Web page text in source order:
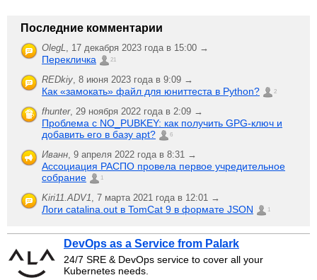
Последние комментарии
OlegL 17 декабря 2023 года в 15:00 →
Перекличка 21
REDkiy 8 июня 2023 года в 9:09 →
Как «замокать» файл для юниттеста в Python? 2
fhunter, 29 ноября 2022 года в 2:09 →
Проблема с NO_PUBKEY: как получить GPG-ключ и
добавить его в базу apt?
6
Иванн 9 апреля 2022 года в 8:31 →
Ассоциация РАСПО провела первое учредительное
собрание
1
Kiri11.ADV1 7 марта 2021 года в 12:01 →
Логи catalina.out в TomCat 9 в формате JSON 1
DevOps as a Service from Palark
24/7 SRE & DevOps service to cover all your
Kubernetes needs.